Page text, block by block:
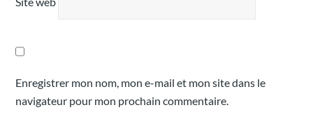
Enregistrer mon nom, mon e-mail et mon site dans le
navigateur pour mon prochain commentaire.